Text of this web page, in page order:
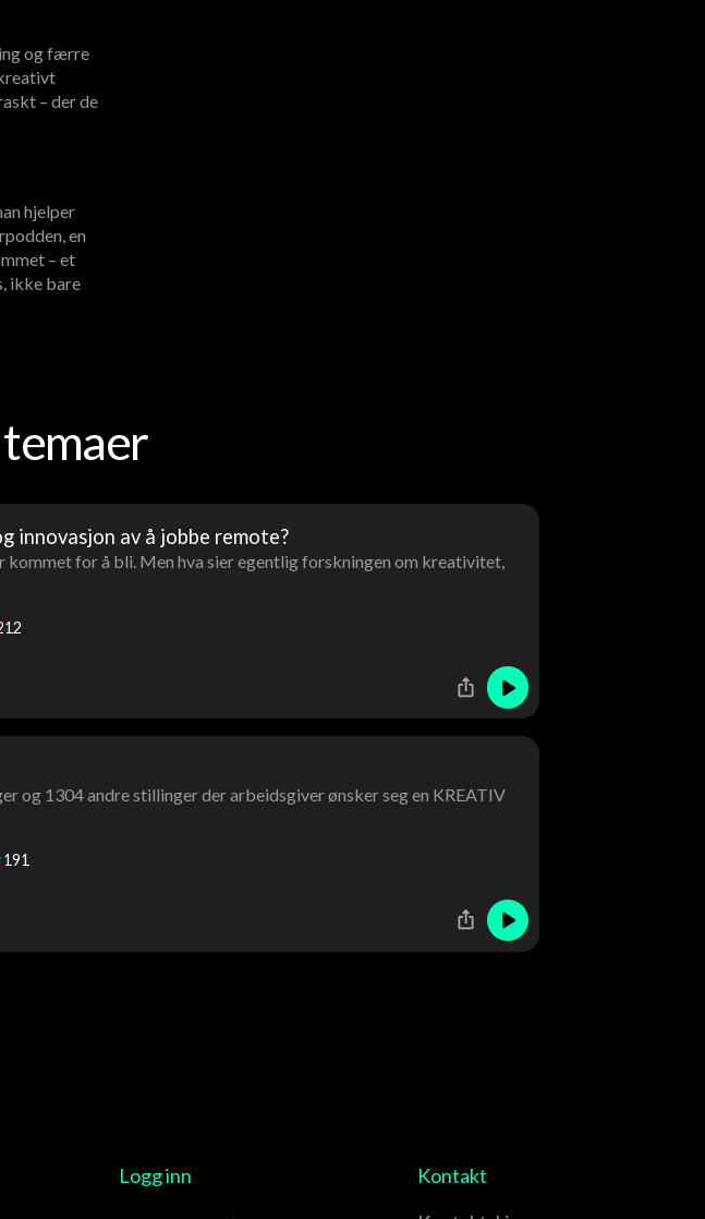
og færre
– der de
hjelper
en
– et
ikke bare
innovasjon av å jobbe remote?
for å bli. Men hva sier egentlig forskningen om kreativitet,
og 1304 andre stillinger der arbeidsgiver ønsker seg en KREATIV
191
Logg inn
Kontakt